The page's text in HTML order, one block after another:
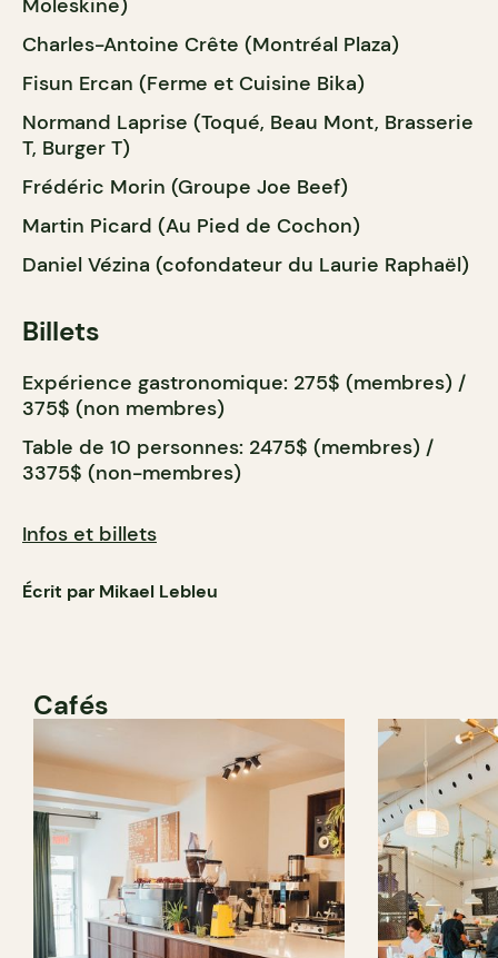
Moleskine)
Charles-Antoine Crête (Montréal Plaza)
Fisun Ercan (Ferme et Cuisine Bika)
Normand Laprise (Toqué, Beau Mont, Brasserie
T, Burger T)
Frédéric Morin (Groupe Joe Beef)
Martin Picard (Au Pied de Cochon)
Daniel Vézina (cofondateur du Laurie Raphaël)
Billets
Expérience gastronomique: 275$ (membres) /
375$ (non membres)
Table de 10 personnes: 2475$ (membres) /
3375$ (non-membres)
Infos et billets
Écrit par Mikael Lebleu
Cafés